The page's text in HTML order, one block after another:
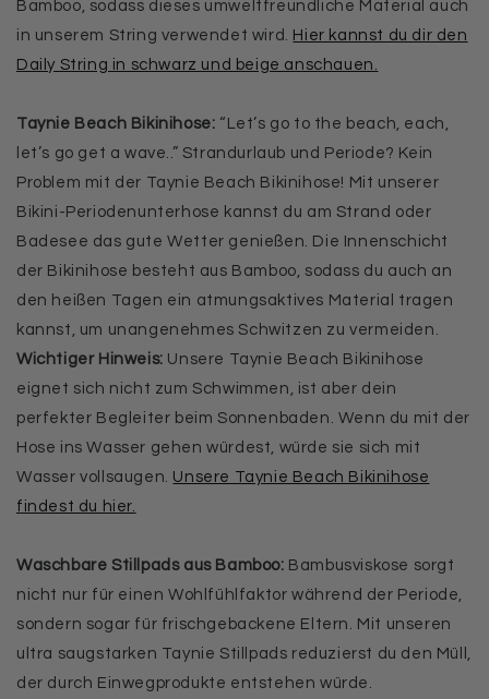
Bamboo, sodass dieses umweltfreundliche Material auch
in unserem String verwendet wird. Hier kannst du dir den
Daily String in schwarz und beige anschauen.
Taynie Beach Bikinihose: “Let’s go to the beach, each,
let’s go get a wave..” Strandurlaub und Periode? Kein
Problem mit der Taynie Beach Bikinihose! Mit unserer
Bikini-Periodenunterhose kannst du am Strand oder
Badesee das gute Wetter genießen. Die Innenschicht
der Bikinihose besteht aus Bamboo, sodass du auch an
den heißen Tagen ein atmungsaktives Material tragen
kannst, um unangenehmes Schwitzen zu vermeiden.
Wichtiger Hinweis: Unsere Taynie Beach Bikinihose
eignet sich nicht zum Schwimmen, ist aber dein
perfekter Begleiter beim Sonnenbaden. Wenn du mit der
Hose ins Wasser gehen würdest, würde sie sich mit
Wasser vollsaugen. Unsere Taynie Beach Bikinihose
findest du hier.
Waschbare Stillpads aus Bamboo: Bambusviskose sorgt
nicht nur für einen Wohlfühlfaktor während der Periode,
sondern sogar für frischgebackene Eltern. Mit unseren
ultra saugstarken Taynie Stillpads reduzierst du den Müll,
der durch Einwegprodukte entstehen würde.